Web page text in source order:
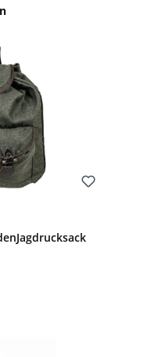
Preis: